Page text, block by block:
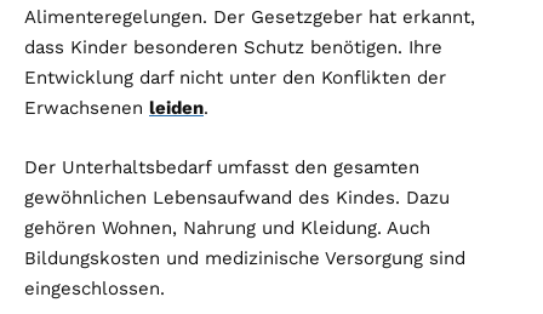
Alimenteregelungen. Der Gesetzgeber hat erkannt,
dass Kinder besonderen Schutz benötigen. Ihre
Entwicklung darf nicht unter den Konflikten der
Erwachsenen leiden.
Der Unterhaltsbedarf umfasst den gesamten
gewöhnlichen Lebensaufwand des Kindes. Dazu
gehören Wohnen, Nahrung und Kleidung. Auch
Bildungskosten und medizinische Versorgung sind
eingeschlossen.